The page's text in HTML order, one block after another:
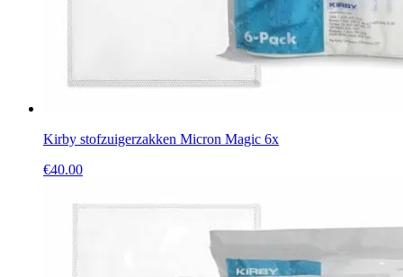
Kirby stofzuigerzakken Micron Magic 6x
€40.00